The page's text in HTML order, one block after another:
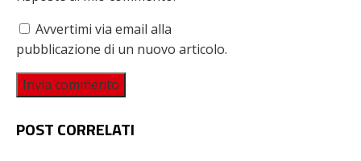
Avvertimi via email alla
pubblicazione di un nuovo articolo.
POST CORRELATI